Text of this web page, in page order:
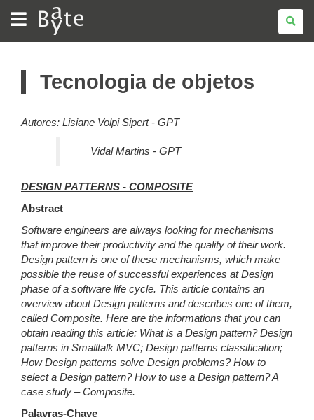
BATE
BYTE
Tecnologia de objetos
Autores: Lisiane Volpi Sipert - GPT
Vidal Martins - GPT
DESIGN PATTERNS - COMPOSITE
Abstract
Software engineers are always looking for mechanisms
that improve their productivity and the quality of their work.
Design pattern is one of these mechanisms, which make
possible the reuse of successful experiences at Design
phase of a software life cycle. This article contains an
overview about Design patterns and describes one of them,
called Composite. Here are the informations that you can
obtain reading this article: What is a Design pattern? Design
patterns in Smalltalk MVC; Design patterns classification;
How Design patterns solve Design problems? How to
select a Design pattern? How to use a Design pattern? A
case study – Composite.
Palavras-Chave